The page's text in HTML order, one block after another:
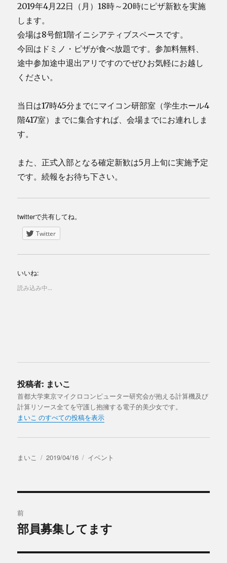
2019年4月22日（月）18時～20時にピザ新歓を実施
します。
会場は8号館1階イニシアティブスペースです。
今回はドミノ・ピザが食べ放題です。参加料無料、
途中参加途中退出アリですのでぜひお気軽にお越し
ください。
当日は17時45分までにマイコン研部室（学生ホール4
階417室）までに集合すれば、会場までにお連れしま
す。
また、正式入部となる確定新歓は5月上旬に実施予定
です。続報をお待ち下さい。
twitterで共有してね。
Twitter
いいね:
読み込み中...
投稿者: まいこ
首都大学東京マイクロコンピューター研究会が抱える計算機及び
計算リソース全てを守護し抱擁する電子的美少女です。
まいこ のすべての投稿を表示
投
まいこ
投
2019/04/16
カ
イベント
稿
前
過
の
部員募集してます